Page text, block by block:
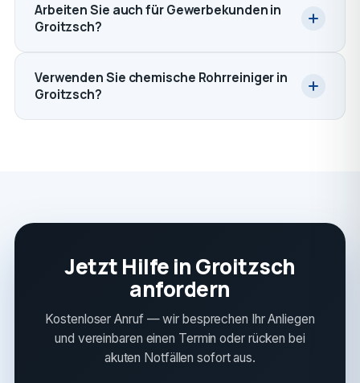
Arbeiten Sie auch für Gewerbekunden in
Groitzsch?
Verwenden Sie chemische Rohrreiniger in
Groitzsch?
Jetzt Hilfe in Groitzsch
anfordern
Kostenloser Anruf — wir besprechen Ihr Anliegen
und vereinbaren einen Termin oder rücken bei
akuten Notfällen sofort aus.